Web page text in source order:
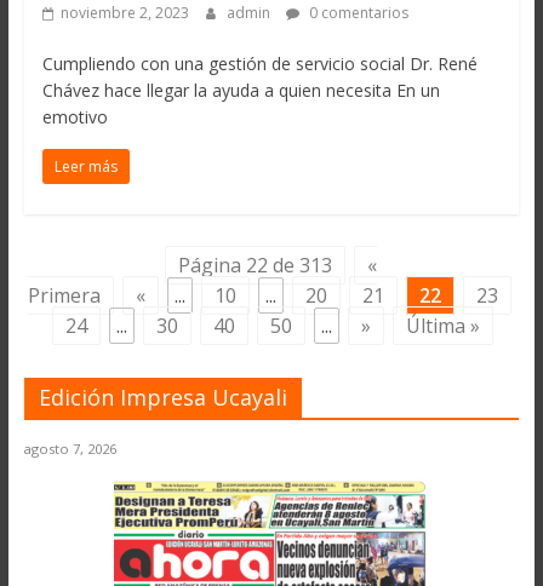
noviembre 2, 2023 admin 0 comentarios
Cumpliendo con una gestión de servicio social Dr. René
Chávez hace llegar la ayuda a quien necesita En un
emotivo
Leer más
Página 22 de 313
«
Primera
« ... 10 ... 20 21 22
23
24
... 30 40 50 ... » Última »
Edición Impresa Ucayali
agosto 7, 2026